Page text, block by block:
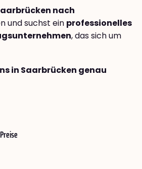
nach
und suchst ein professionelles
, das sich um
in Saarbrücken genau